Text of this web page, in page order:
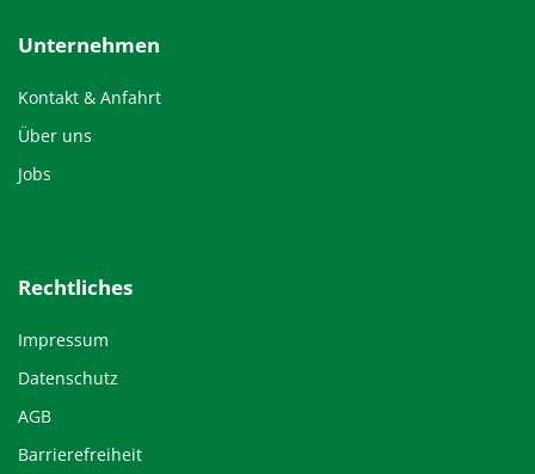
Unternehmen
Kontakt & Anfahrt
Über uns
Jobs
Rechtliches
Impressum
Datenschutz
AGB
Barrierefreiheit